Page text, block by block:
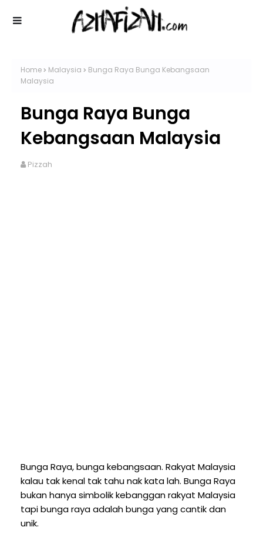
Home Malaysia
Bunga Raya Bunga Kebangsaan
Malaysia
Bunga Raya Bunga
Kebangsaan Malaysia
Pizzah
Bunga Raya, bunga kebangsaan. Rakyat Malaysia
kalau tak kenal tak tahu nak kata lah. Bunga Raya
bukan hanya simbolik kebanggan rakyat Malaysia
tapi bunga raya adalah bunga yang cantik dan
unik.